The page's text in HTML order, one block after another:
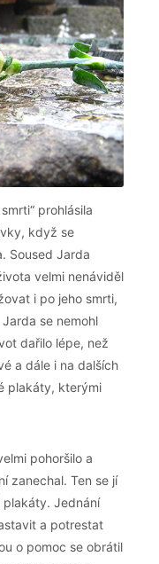
prohlásila
když se
Soused Jarda
velmi nenáviděl
i po jeho smrti,
se nemohl
dařilo lépe, než
a dále i na dalších
plakáty, kterými
pohoršilo a
zanechal. Ten se jí
plakáty. Jednání
a potrestat
o pomoc se obrátil